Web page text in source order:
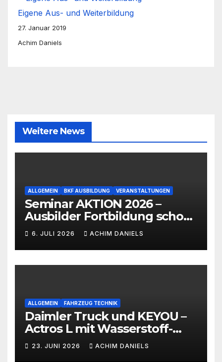
Eigene Aus- und Weiterbildung
27. Januar 2019
Achim Daniels
Weitere News
ALLGEMEIN BKF AUSBILDUNG VERANSTALTUNGEN
Seminar AKTION 2026 –
Ausbilder Fortbildung schon
ab 399€!!!
6. JULI 2026 ACHIM DANIELS
ALLGEMEIN FAHRZEUG TECHNIK
Daimler Truck und KEYOU –
Actros L mit Wasserstoff-
Verbrennermotor
23. JUNI 2026 ACHIM DANIELS